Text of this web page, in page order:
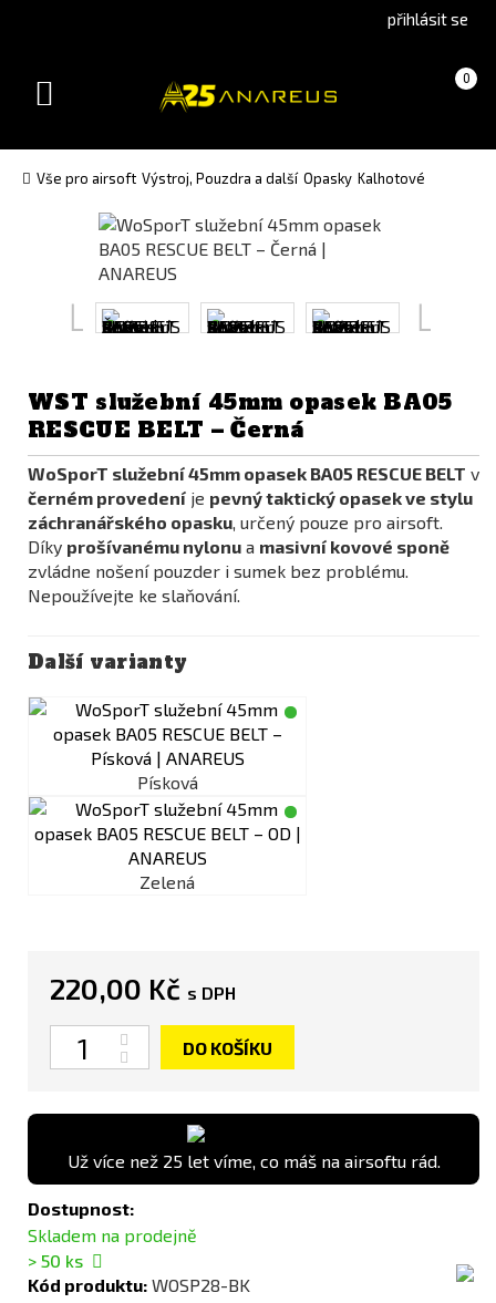
version(Slovak)
přihlásit se
Košík 0
(prázdný)
Toggle
Vše pro airsoft Výstroj, Pouzdra a další Opasky Kalhotové
WST služební 45mm opasek BA05
RESCUE BELT – Černá
WoSporT služební 45mm opasek BA05 RESCUE BELT v
černém provedení je pevný taktický opasek ve stylu
záchranářského opasku, určený pouze pro airsoft.
Díky prošívanému nylonu a masivní kovové sponě
zvládne nošení pouzder i sumek bez problému.
Nepoužívejte ke slaňování.
Další varianty
Písková
Zelená
220,00 Kč s DPH
Počet
DO KOŠÍKU
Už více než 25 let víme, co máš na airsoftu rád.
Dostupnost:
Skladem na prodejně
> 50 ks
Kód produktu: WOSP28-BK